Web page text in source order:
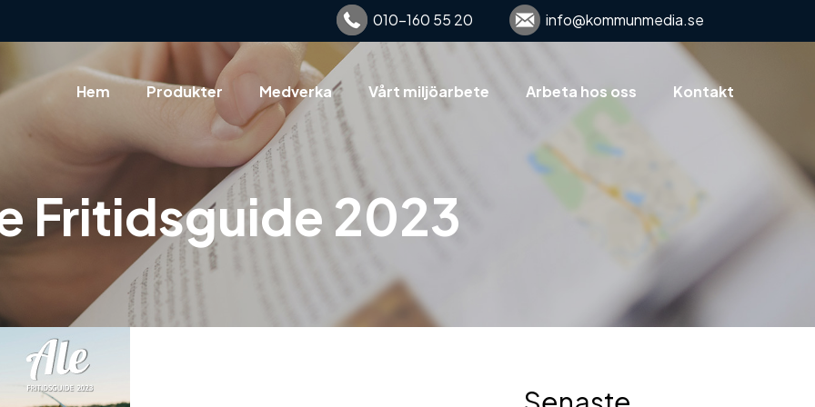
info@kommunmedia.se
010-160 55 20
Hem Produkter Medverka Vårt miljöarbete Arbeta hos oss Kontakt
Fritidsguide 2023